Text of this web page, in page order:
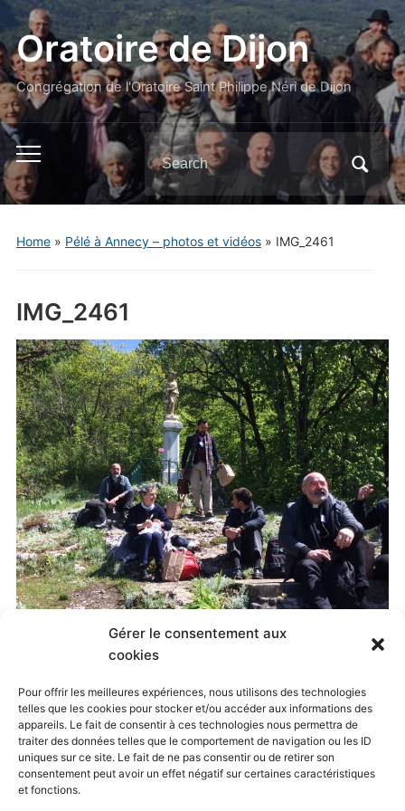
Gérer le consentement aux
cookies
Pour offrir les meilleures expériences, nous utilisons des technologies
telles que les cookies pour stocker et/ou accéder aux informations des
appareils. Le fait de consentir à ces technologies nous permettra de
traiter des données telles que le comportement de navigation ou les ID
uniques sur ce site. Le fait de ne pas consentir ou de retirer son
consentement peut avoir un effet négatif sur certaines caractéristiques
et fonctions.
Oratoire de Dijon
Congrégation de l'Oratoire Saint Philippe Néri de Dijon
Toggle
mobile
menu
Search
for:
Home» Pélé à Annecy – photos et vidéos» IMG_2461
IMG_2461
13 mai 2019
Pélé à Annecy – photos et vidéos. Both comments
and trackbacks are currently closed.
← Previous